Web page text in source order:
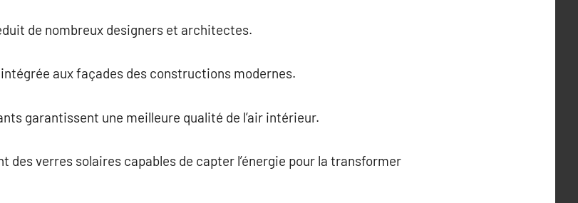
de nombreux designers et architectes.
aux façades des constructions modernes.
garantissent une meilleure qualité de l’air intérieur.
des verres solaires capables de capter l’énergie pour la transformer